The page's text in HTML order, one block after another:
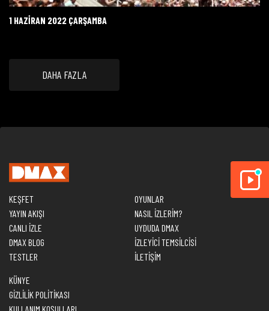
1 HAZIRAN 2022 ÇARŞAMBA
DAHA FAZLA
KEŞFET
YAYIN AKIŞI
CANLI İZLE
DMAX BLOG
TESTLER
OYUNLAR
NASIL İZLERİM?
UYDUDA DMAX
İZLEYİCİ TEMSİLCİSİ
İLETİŞİM
KÜNYE
GİZLİLİK POLİTİKASI